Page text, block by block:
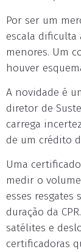
Por ser um
escala dificulta
menores. Um
houver
A novidade é
diretor de
carrega
de um crédito
Uma
medir o
esses
duração da
satélites e
certificadoras